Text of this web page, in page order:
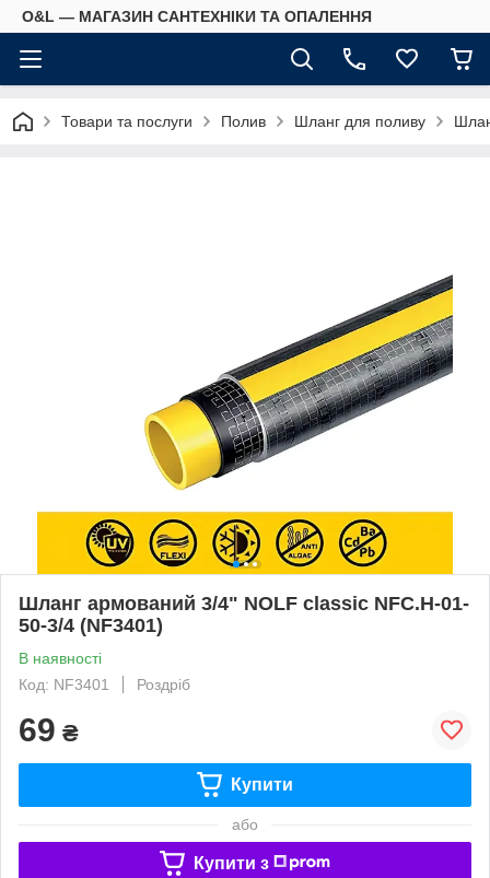
O&L — МАГАЗИН САНТЕХНІКИ ТА ОПАЛЕННЯ
Товари та послуги Полив Шланг для поливу
Шланг армований 3/4" NOLF classic NFC.H-01-
50-3/4 (NF3401)
В наявності
Код: NF3401
Роздріб
69 ₴
Купити
або
Купити з